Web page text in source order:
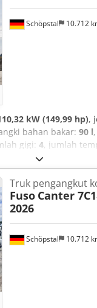
Schöpstal 10.712
kW (149,99 hp),
bahan bakar: 90 l
gigi: 4, jumlah
USB, Tachograph,
traksi, kunci
stop,
Schöpstal 10.712
Truk pengangkut
Fuso Canter
2026